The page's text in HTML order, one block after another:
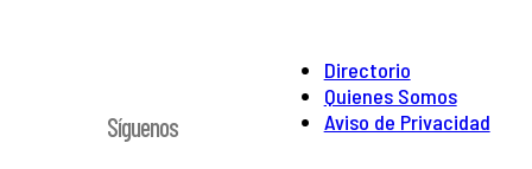
Directorio
Quienes Somos
Aviso de Privacidad
Síguenos